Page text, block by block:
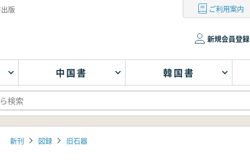
版 ご利用案内
新規会員登録
中国書 韓国書
新刊 図録 旧石器